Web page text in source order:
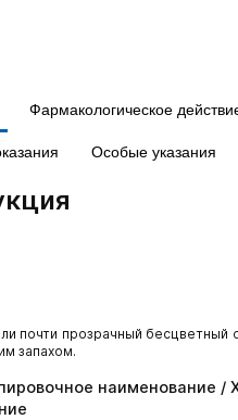
Фармакологическое
Особые указания
почти прозрачный бесцветный
запахом.
наименование /